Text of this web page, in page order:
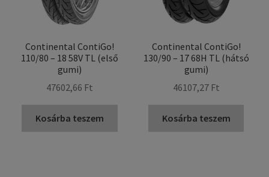
Continental ContiGo!
110/80 – 18 58V TL (első
gumi)
47602,66 Ft
Kosárba teszem
Continental ContiGo!
130/90 – 17 68H TL (hátsó
gumi)
46107,27 Ft
Kosárba teszem